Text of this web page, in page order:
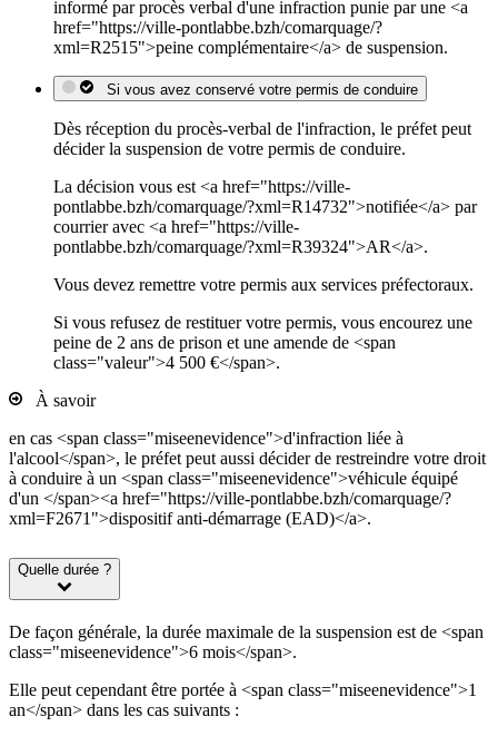
informé par procès verbal d'une infraction punie par une <a
href="https://ville-pontlabbe.bzh/comarquage/?
xml=R2515">peine complémentaire</a> de suspension.
Si vous avez conservé votre permis de conduire
Dès réception du procès-verbal de l'infraction, le préfet peut
décider la suspension de votre permis de conduire.
La décision vous est <a href="https://ville-
pontlabbe.bzh/comarquage/?xml=R14732">notifiée</a> par
courrier avec <a href="https://ville-
pontlabbe.bzh/comarquage/?xml=R39324">AR</a>.
Vous devez remettre votre permis aux services préfectoraux.
Si vous refusez de restituer votre permis, vous encourez une
peine de 2 ans de prison et une amende de <span
class="valeur">4 500 €</span>.
À savoir
en cas <span class="miseenevidence">d'infraction liée à
l'alcool</span>, le préfet peut aussi décider de restreindre votre droit
à conduire à un <span class="miseenevidence">véhicule équipé
d'un </span><a href="https://ville-pontlabbe.bzh/comarquage/?
xml=F2671">dispositif anti-démarrage (EAD)</a>.
Quelle durée ?
De façon générale, la durée maximale de la suspension est de <span
class="miseenevidence">6 mois</span>.
Elle peut cependant être portée à <span class="miseenevidence">1
an</span> dans les cas suivants :